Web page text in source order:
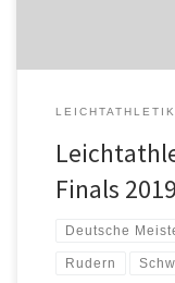
LEICHTATHLETIK
Finals
Deutsche
Rudern